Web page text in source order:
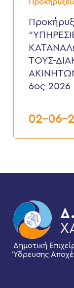
ΕΝΗΜΕΡΩΣΗΣ
ΚΑΤΑΝΑΛΩΤΩΝ
ΟΦΕΙΛΕΣ
ΤΟΥΣ-
ΔΙΑΚΟΠΕΣ
ΑΚΙΝΗΤΩΝ
2026
ΤΟΥΣ-
6ος 2026
02-06-
Δημοτική
Ύδρευσης